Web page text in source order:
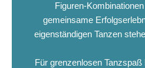
Figuren-
gemeinsame
eigenständigen Tanzen
Für grenzenlosen